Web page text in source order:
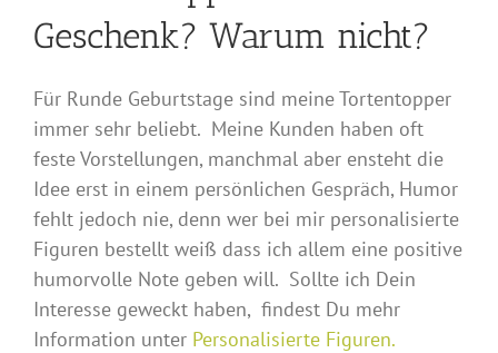
Geschenk? Warum nicht?
Für Runde Geburtstage sind meine Tortentopper
immer sehr beliebt. Meine Kunden haben oft
feste Vorstellungen, manchmal aber ensteht die
Idee erst in einem persönlichen Gespräch, Humor
fehlt jedoch nie, denn wer bei mir personalisierte
Figuren bestellt weiß dass ich allem eine positive
humorvolle Note geben will. Sollte ich Dein
Interesse geweckt haben, findest Du mehr
Information unter Personalisierte Figuren.